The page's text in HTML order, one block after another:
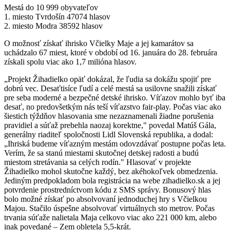
Mestá do 10 999 obyvateľov
1. miesto Tvrdošín 47074 hlasov
2. miesto Modra 38592 hlasov
O možnosť získať ihrisko Včielky Maje a jej kamarátov sa
uchádzalo 67 miest, ktoré v období od 16. januára do 28. februára
získali spolu viac ako 1,7 milióna hlasov.
„Projekt Žihadielko opäť dokázal, že ľudia sa dokážu spojiť pre
dobrú vec. Desaťtisíce ľudí a celé mestá sa usilovne snažili získať
pre seba moderné a bezpečné detské ihrisko. Víťazov mohlo byť iba
desať, no predovšetkým nás teší víťazstvo fair-play. Počas viac ako
šiestich týždňov hlasovania sme nezaznamenali žiadne porušenia
pravidiel a súťaž prebehla naozaj korektne," povedal Matúš Gála,
generálny riaditeľ spoločnosti Lidl Slovenská republika, a dodal:
„Ihriská budeme víťazným mestám odovzdávať postupne počas leta.
Verím, že sa stanú miestami skutočnej detskej radosti a budú
miestom stretávania sa celých rodín." Hlasovať v projekte
Žihadielko mohol skutočne každý, bez akéhokoľvek obmedzenia.
Jediným predpokladom bola registrácia na webe zihadielko.sk a jej
potvrdenie prostredníctvom kódu z SMS správy. Bonusový hlas
bolo možné získať po absolvovaní jednoduchej hry s Včielkou
Majou. Stačilo úspešne absolvovať virtuálnych sto metrov. Počas
trvania súťaže nalietala Maja celkovo viac ako 221 000 km, alebo
inak povedané – Zem obletela 5,5-krát.